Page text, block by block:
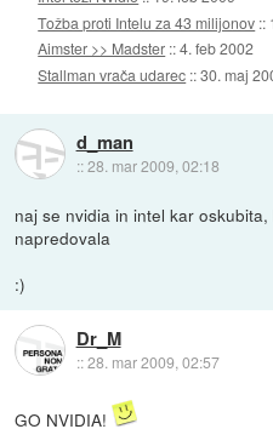
Tožba proti Intelu za 43 milijonov ::
Aimster >> Madster ::4. feb 2002
Stallman vrača udarec ::30. maj
d_man
::28. mar 2009, 02:18
naj se nvidia in intel kar
napredovala
:)
Dr_M
::28. mar 2009, 02:57
GO NVIDIA!